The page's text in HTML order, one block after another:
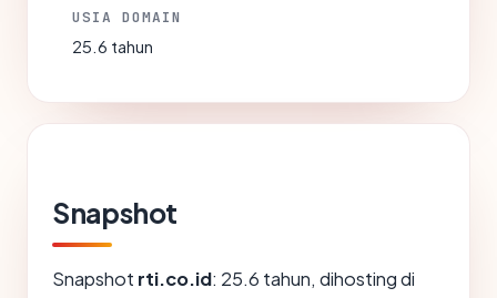
USIA DOMAIN
25.6 tahun
Snapshot
Snapshot rti.co.id: 25.6 tahun, dihosting di